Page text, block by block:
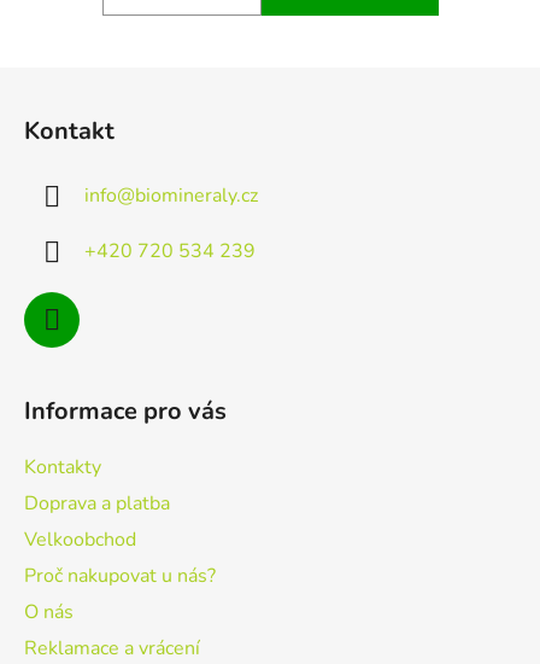
Kontakt
info@biomineraly.cz
+420 720 534 239
Informace pro vás
Kontakty
Doprava a platba
Velkoobchod
Proč nakupovat u nás?
O nás
Reklamace a vrácení